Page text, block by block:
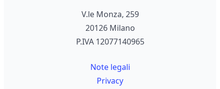
V.le Monza, 259
20126 Milano
P.IVA 12077140965
Note legali
Privacy